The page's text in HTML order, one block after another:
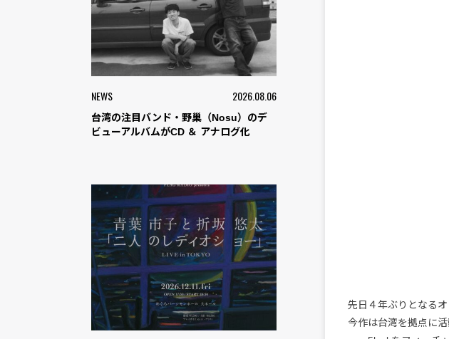
NEWS 2026.08.06
台湾の注目バンド・野巢（Nosu）のデ
ビューアルバムがCD ＆ アナログ化
先日４年ぶりとなる
今作は台湾を拠点に